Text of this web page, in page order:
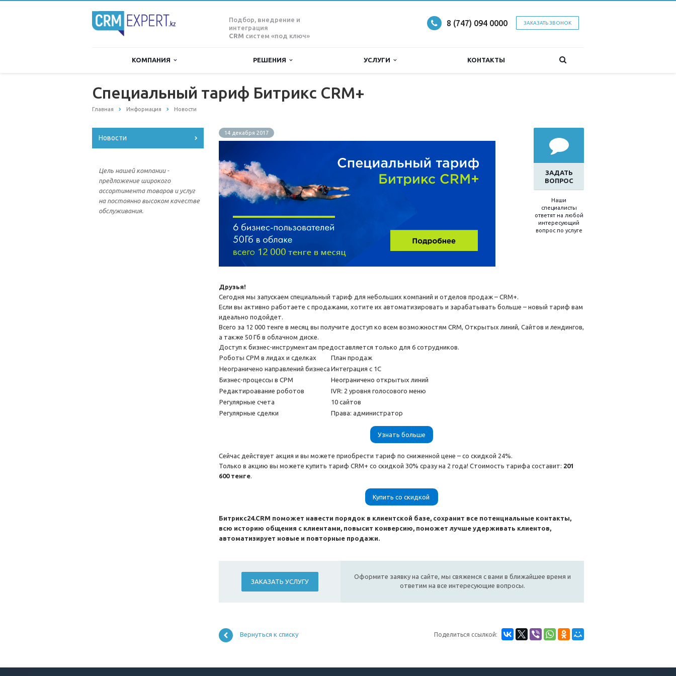
Подбор, внедрение и
интеграция
CRM систем «под ключ»
ЗАКАЗАТЬ ЗВОНОК
8 (747) 094 0000
КОМПАНИЯ РЕШЕНИЯ УСЛУГИ КОНТАКТЫ
Специальный тариф Битрикс CRM+
Главная Информация Новости
Новости
Цель нашей компании -
предложение широкого
ассортимента товаров и услуг
на постоянно высоком качестве
обслуживания.
ЗАДАТЬ
ВОПРОС
Наши
специалисты
ответят на любой
интересующий
вопрос по услуге
14 декабря 2017
Друзья!
Сегодня мы запускаем специальный тариф для небольших компаний и отделов продаж – CRM+.
Если вы активно работаете с продажами, хотите их автоматизировать и зарабатывать больше – новый тариф вам
идеально подойдет.
Всего за 12 000 тенге в месяц вы получите доступ ко всем возможностям CRM, Открытых линий, Сайтов и лендингов,
а также 50 Гб в облачном диске.
Доступ к бизнес-инструментам предоставляется только для 6 сотрудников.
Роботы СРМ в лидах и сделках
План продаж
Неограничено направлений бизнеса Интеграция с 1С
Бизнес-процессы в СРМ
Неограничено открытых линий
Редактироавание роботов
IVR: 2 уровня голосового меню
Регулярные счета
10 сайтов
Регулярные сделки
Права: администратор
Узнать больше
Сейчас действует акция и вы можете приобрести тариф по сниженной цене – со скидкой 24%.
Только в акцию вы можете купить тариф CRM+ со скидкой 30% сразу на 2 года! Стоимость тарифа составит: 201
600 тенге.
Купить со скидкой
Битрикс24.CRM поможет навести порядок в клиентской базе, сохранит все потенциальные контакты,
всю историю общения с клиентами, повысит конверсию, поможет лучше удерживать клиентов,
автоматизирует новые и повторные продажи.
ЗАКАЗАТЬ УСЛУГУ
Оформите заявку на сайте, мы свяжемся с вами в ближайшее время и
ответим на все интересующие вопросы.
Поделиться ссылкой:
Вернуться к списку